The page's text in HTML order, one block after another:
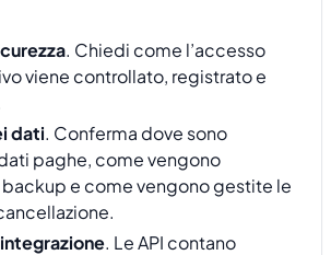
. Chiedi come l’accesso
viene controllato, registrato e
dati. Conferma dove sono
paghe, come vengono
e come vengono gestite le
. Le API contano